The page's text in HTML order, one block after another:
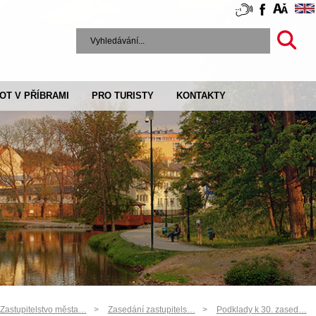
V PŘÍBRAMI PRO TURISTY KONTAKTY
Zastupitelstvo města… Zasedání zastupitels… Podklady k 30. zased…